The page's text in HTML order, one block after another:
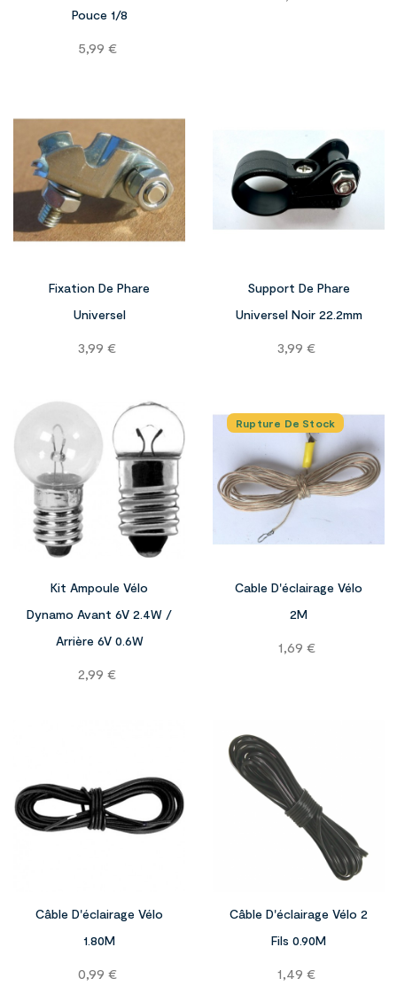
Pouce 1/8
Prix
5,99 €
Fixation De Phare
Universel
Prix
3,99 €
Support De Phare
Universel Noir 22.2mm
Prix
3,99 €
Kit Ampoule Vélo
Dynamo Avant 6V 2.4W /
Arrière 6V 0.6W
Prix
2,99 €
Rupture De Stock
Cable D'éclairage Vélo
2M
Prix
1,69 €
Câble D'éclairage Vélo
1.80M
Prix
0,99 €
Câble D'éclairage Vélo 2
Fils 0.90M
Prix
1,49 €